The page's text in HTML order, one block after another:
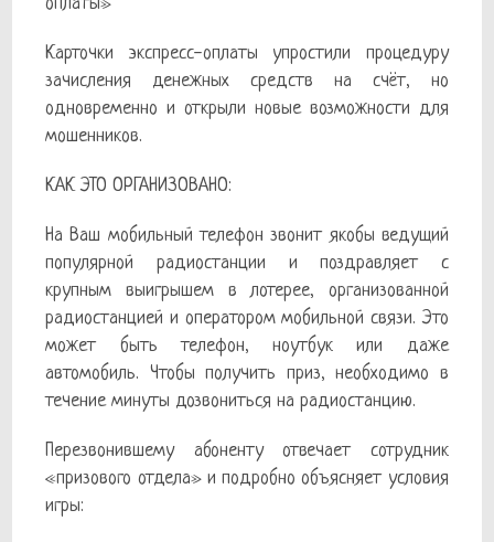
Карточки экспресс-оплаты упростили процедуру
зачисления денежных средств на счёт, но
одновременно и открыли новые возможности для
мошенников.
КАК ЭТО ОРГАНИЗОВАНО:
На Ваш мобильный телефон звонит якобы ведущий
популярной радиостанции и поздравляет с
крупным выигрышем в лотерее, организованной
радиостанцией и оператором мобильной связи. Это
может быть телефон, ноутбук или даже
автомобиль. Чтобы получить приз, необходимо в
течение минуты дозвониться на радиостанцию.
Перезвонившему абоненту отвечает сотрудник
«призового отдела» и подробно объясняет условия
игры: